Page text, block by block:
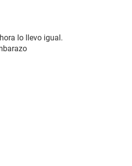
lo llevo igual.